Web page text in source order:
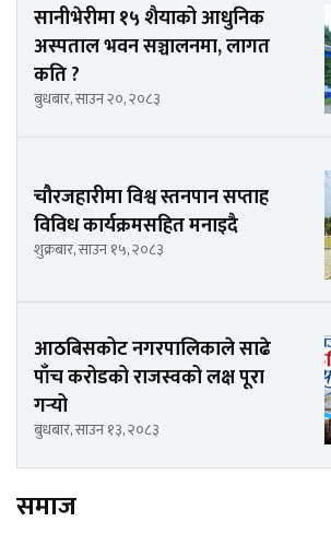
सानीभेरीमा १५ शैयाको आधुनिक
अस्पताल भवन सञ्चालनमा, लागत
कति ?
बुधबार, साउन २०, २०८३
चौरजहारीमा विश्व स्तनपान सप्ताह
विविध कार्यक्रमसहित मनाइदै
शुक्रबार, साउन १५, २०८३
आठबिसकोट नगरपालिकाले साढे
पाँच करोडको राजस्वको लक्ष पूरा
गर्‍यो
बुधबार, साउन १३, २०८३
समाज